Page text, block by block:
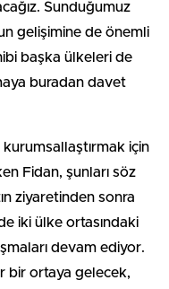
Sunduğumuz
gelişimine de önemli
başka ülkeleri de
buradan davet
için
Fidan, şunları söz
ziyaretinden sonra
iki ülke ortasındaki
devam ediyor.
bir ortaya gelecek,